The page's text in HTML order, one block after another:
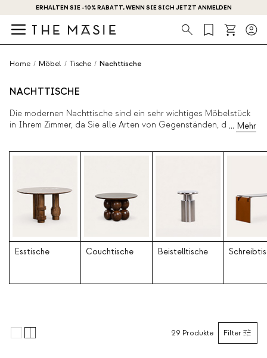
ERHALTEN SIE -10% RABATT, WENN SIE SICH JETZT ANMELDEN
Suche
Home / Möbel / Tische / Nachttische
NACHTTISCHE
Die modernen Nachttische sind ein sehr wichtiges Möbelstück
in Ihrem Zimmer, da Sie alle Arten von Gegenständen, die Sie
dem Sie eine gute Lektüre genießen oder einfach nur den
besten Preis!
Esstische Couchtische Beistelltische
Filter
29 Produkte